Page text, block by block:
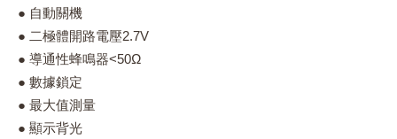
● 自動關機
● 二極體開路電壓2.7V
● 導通性蜂鳴器<50Ω
● 數據鎖定
● 最大值測量
● 顯示背光